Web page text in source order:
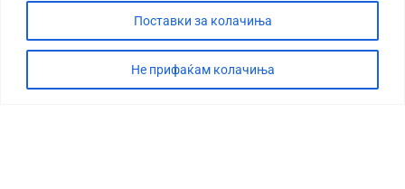
Поставки за колачиња
Не прифаќам колачиња